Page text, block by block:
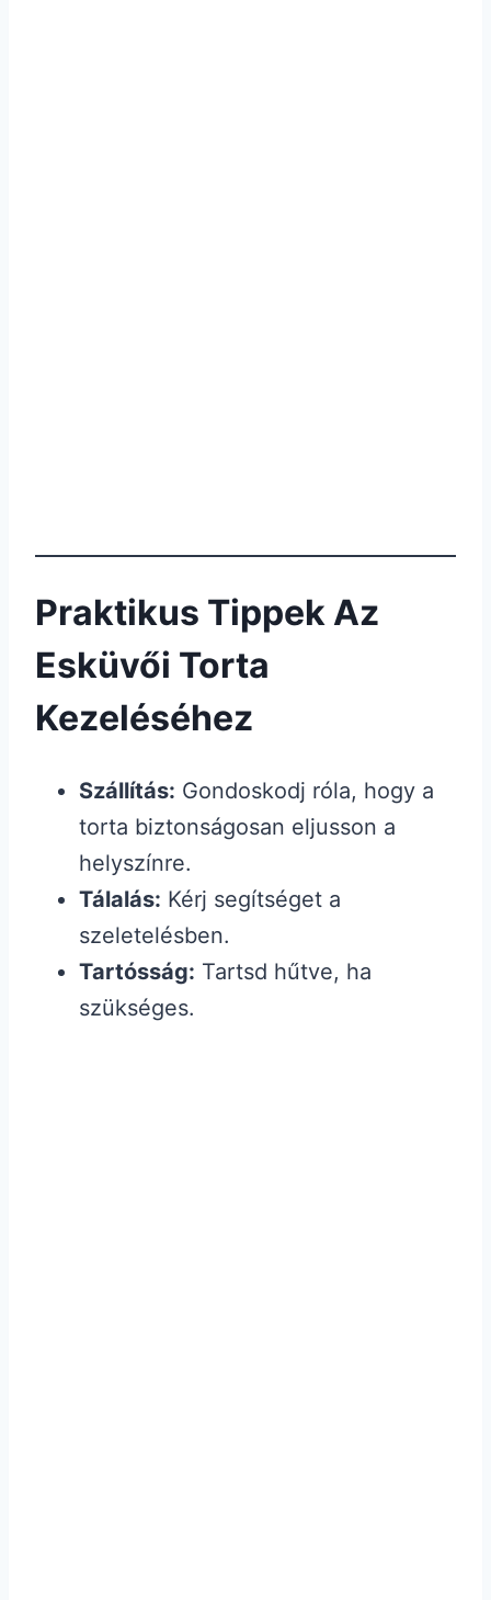
Praktikus Tippek Az
Esküvői Torta
Kezeléséhez
Szállítás: Gondoskodj róla, hogy a
torta biztonságosan eljusson a
helyszínre.
Tálalás: Kérj segítséget a
szeletelésben.
Tartósság: Tartsd hűtve, ha
szükséges.